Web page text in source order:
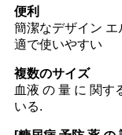
便利
簡潔なデザイン
適で使いやすい
複数のサイズ
血液 の 量 に 関す
いる.